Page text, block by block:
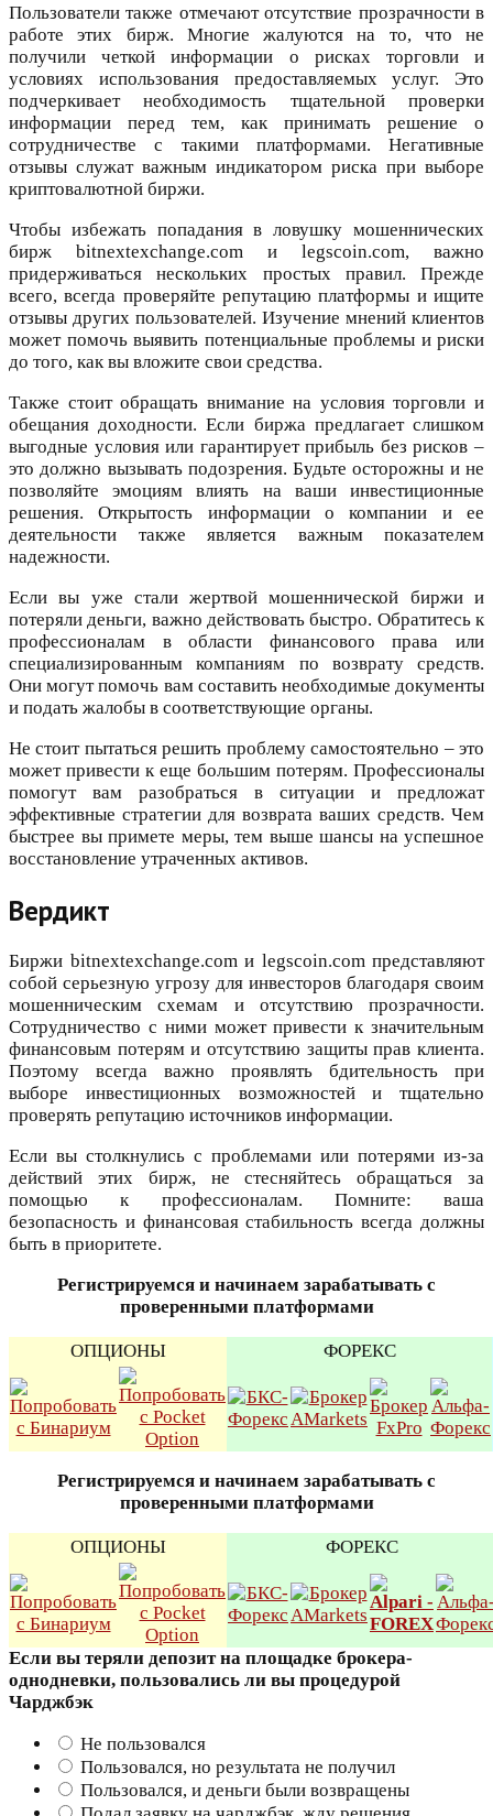
Пользователи также отмечают отсутствие прозрачности в
работе этих бирж. Многие жалуются на то, что не
получили четкой информации о рисках торговли и
условиях использования предоставляемых услуг. Это
подчеркивает необходимость тщательной проверки
информации перед тем, как принимать решение о
сотрудничестве с такими платформами. Негативные
отзывы служат важным индикатором риска при выборе
криптовалютной биржи.
Чтобы избежать попадания в ловушку мошеннических
бирж bitnextexchange.com и legscoin.com, важно
придерживаться нескольких простых правил. Прежде
всего, всегда проверяйте репутацию платформы и ищите
отзывы других пользователей. Изучение мнений клиентов
может помочь выявить потенциальные проблемы и риски
до того, как вы вложите свои средства.
Также стоит обращать внимание на условия торговли и
обещания доходности. Если биржа предлагает слишком
выгодные условия или гарантирует прибыль без рисков –
это должно вызывать подозрения. Будьте осторожны и не
позволяйте эмоциям влиять на ваши инвестиционные
решения. Открытость информации о компании и ее
деятельности также является важным показателем
надежности.
Если вы уже стали жертвой мошеннической биржи и
потеряли деньги, важно действовать быстро. Обратитесь к
профессионалам в области финансового права или
специализированным компаниям по возврату средств.
Они могут помочь вам составить необходимые документы
и подать жалобы в соответствующие органы.
Не стоит пытаться решить проблему самостоятельно – это
может привести к еще большим потерям. Профессионалы
помогут вам разобраться в ситуации и предложат
эффективные стратегии для возврата ваших средств. Чем
быстрее вы примете меры, тем выше шансы на успешное
восстановление утраченных активов.
Вердикт
Биржи bitnextexchange.com и legscoin.com представляют
собой серьезную угрозу для инвесторов благодаря своим
мошенническим схемам и отсутствию прозрачности.
Сотрудничество с ними может привести к значительным
финансовым потерям и отсутствию защиты прав клиента.
Поэтому всегда важно проявлять бдительность при
выборе инвестиционных возможностей и тщательно
проверять репутацию источников информации.
Если вы столкнулись с проблемами или потерями из-за
действий этих бирж, не стесняйтесь обращаться за
помощью к профессионалам. Помните: ваша
безопасность и финансовая стабильность всегда должны
быть в приоритете.
Регистрируемся и начинаем зарабатывать с
проверенными платформами
ОПЦИОНЫ ФОРЕКС
Регистрируемся и начинаем зарабатывать с
проверенными платформами
ОПЦИОНЫ ФОРЕКС
Если вы теряли депозит на площадке брокера-
однодневки, пользовались ли вы процедурой
Чарджбэк
Не пользовался
Пользовался, но результата не получил
Пользовался, и деньги были возвращены